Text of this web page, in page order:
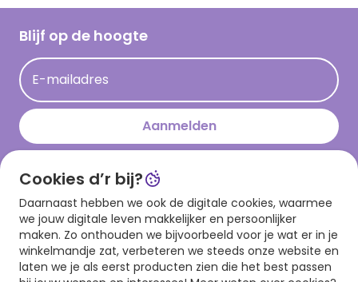
Hallmark Kaartclub
Acties
Persberichten
Cadeau inspiratie
Op kamp gedichten en versjes
Leuke en grappige op kamp teksten
kamppost inspiratie
Blijf op de hoogte
E-mailadres
Aanmelden
Download onze app
Cookies d’r bij?
Daarnaast hebben we ook de digitale cookies, waarmee
we jouw digitale leven makkelijker en persoonlijker
maken. Zo onthouden we bijvoorbeeld voor je wat er in je
winkelmandje zat, verbeteren we steeds onze website en
laten we je als eerst producten zien die het best passen